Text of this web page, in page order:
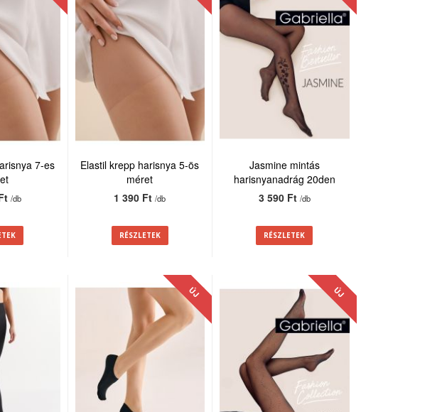
7-es
/db
Elastil krepp harisnya 5-ös
méret
1 390 Ft/db
RÉSZLETEK
Jasmine mintás
harisnyanadrág 20den
3 590 Ft /db
RÉSZLETEK
ÚJ ÚJ